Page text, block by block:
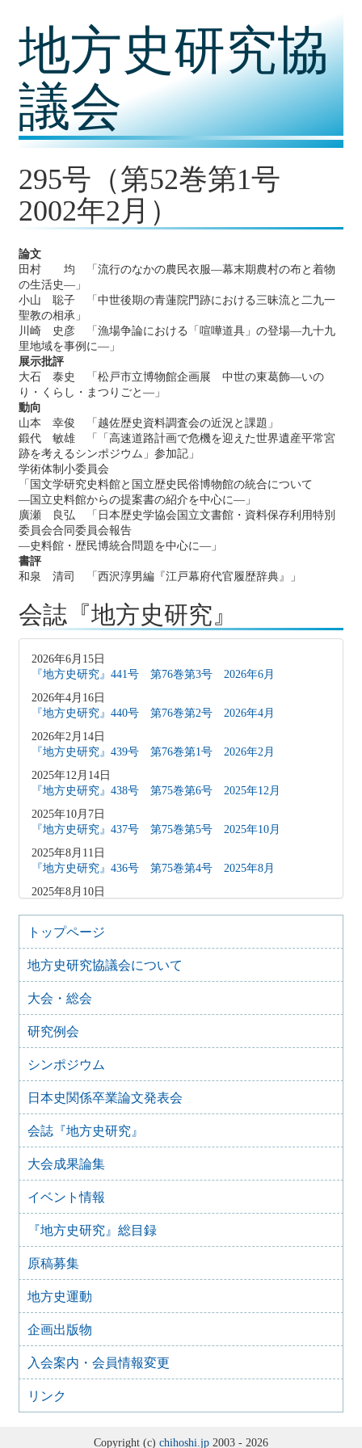
地方史研究協
議会
295号（第52巻第1号
2002年2月）
論文
田村 均 「流行のなかの農民衣服―幕末期農村の布と着物
の生活史―」
小山 聡子 「中世後期の青蓮院門跡における三昧流と二九一
聖教の相承」
川崎 史彦 「漁場争論における「喧嘩道具」の登場―九十九
里地域を事例に―」
展示批評
大石 泰史 「松戸市立博物館企画展 中世の東葛飾―いの
り・くらし・まつりごと―」
動向
山本 幸俊 「越佐歴史資料調査会の近況と課題」
鍛代 敏雄 「「高速道路計画で危機を迎えた世界遺産平常宮
跡を考えるシンポジウム」参加記」
学術体制小委員会
「国文学研究史料館と国立歴史民俗博物館の統合について
―国立史料館からの提案書の紹介を中心に―」
廣瀬 良弘 「日本歴史学協会国立文書館・資料保存利用特別
委員会合同委員会報告
―史料館・歴民博統合問題を中心に―」
書評
和泉 清司 「西沢淳男編『江戸幕府代官履歴辞典』」
会誌『地方史研究』
2026年6月15日
『地方史研究』441号 第76巻第3号 2026年6月
2026年4月16日
『地方史研究』440号 第76巻第2号 2026年4月
2026年2月14日
『地方史研究』439号 第76巻第1号 2026年2月
2025年12月14日
『地方史研究』438号 第75巻第6号 2025年12月
2025年10月7日
『地方史研究』437号 第75巻第5号 2025年10月
2025年8月11日
『地方史研究』436号 第75巻第4号 2025年8月
2025年8月10日
2025年6月9日
『地方史研究』435号 第75巻第3号 2025年6月
2025年4月9日
『地方史研究』434号 第75巻第2号 2025年4月
2025年2月10日
『地方史研究』433号 第75巻第1号 2025年2月
2025年1月15日
『地方史研究』432号 第74巻第6号 2024年12月
『地方史研究』431号 第74巻第5号 2024年10月
2024年11月20日
『地方史研究』430号 第74巻第4号 2024年8月
2024年6月4日
『地方史研究』429号 第75巻第3号 2024年6月
2024年6月4日
『地方史研究』428号 第74巻第2号 2024年4月
2024年6月4日
『地方史研究』427号 第74巻第1号 2024年2月
2023年12月24日
『地方史研究』426号 第73巻第6号 2023年12月
『地方史研究』425号 第73巻第5号 2023年10月
2023年8月15日
『地方史研究』424号 第73巻第4号 2023年8月
2023年8月15日
『地方史研究』423号 第73巻第3号 2023年6月
トップページ
地方史研究協議会について
大会・総会
研究例会
シンポジウム
日本史関係卒業論文発表会
会誌『地方史研究』
大会成果論集
イベント情報
『地方史研究』総目録
原稿募集
地方史運動
企画出版物
入会案内・会員情報変更
リンク
Copyright (c) chihoshi.jp 2003 - 2026